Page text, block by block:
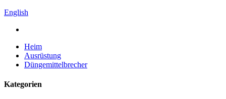
English
Heim
Ausrüstung
Düngemittelbrecher
Kategorien